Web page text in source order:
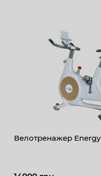
Велотренажер